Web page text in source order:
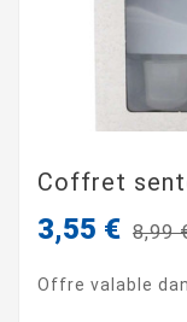
Coffret
3,55 € 8,99
Offre valable